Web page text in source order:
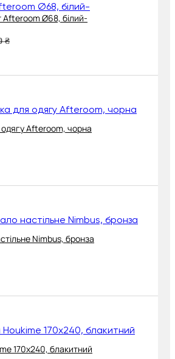
Afteroom Ø68, білий-
₴
Afteroom, чорна
Nimbus, бронза
170х240, блакитний